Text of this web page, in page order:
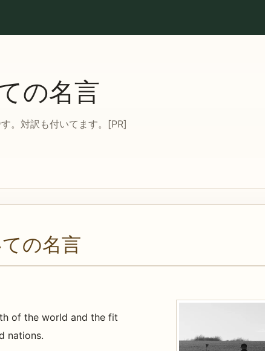
の名言
。対訳も付いてます。[PR]
の名言
of the world and the fit
nations.